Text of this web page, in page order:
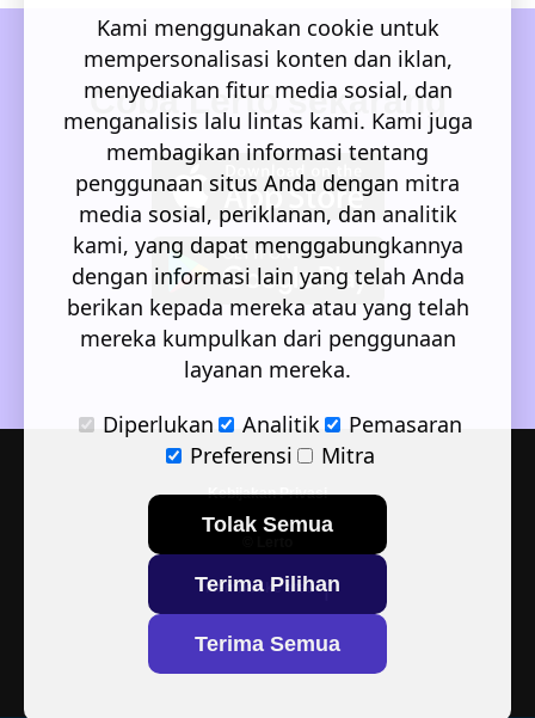
Coba Lerto sekarang
Kebijakan Privasi
Kembali ke atas
Kami menggunakan cookie untuk
mempersonalisasi konten dan iklan,
menyediakan fitur media sosial, dan
menganalisis lalu lintas kami. Kami juga
membagikan informasi tentang
penggunaan situs Anda dengan mitra
media sosial, periklanan, dan analitik
kami, yang dapat menggabungkannya
dengan informasi lain yang telah Anda
berikan kepada mereka atau yang telah
mereka kumpulkan dari penggunaan
layanan mereka.
Diperlukan
Analitik
Pemasaran
Preferensi
Mitra
Tolak Semua
Terima Pilihan
Terima Semua